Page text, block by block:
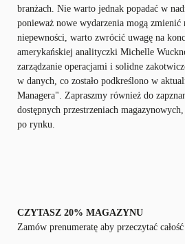
branżach. Nie warto jednak popadać w
ponieważ nowe wydarzenia mogą
niepewności, warto zwrócić uwagę na
amerykańskiej analityczki Michelle
zarządzanie operacjami i solidne
w danych, co zostało podkreślono w
Managera". Zapraszmy również do
dostępnych przestrzeniach
po rynku.
CZYTASZ 20% MAGAZYNU
Zamów prenumeratę aby przeczytać